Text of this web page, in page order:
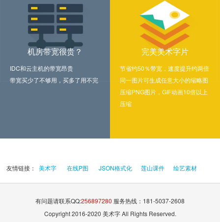
机房带宽很贵？
IDC和云主机的带宽昂贵
带宽买少了不够用，买多了用不完
完美美术字片
节省约50％带宽，速度提升约两倍
同一图片可生成任意大小的缩略图
压缩PNG图片，GIF动画10倍以上
压缩
友情链接：美术字 在线P图 JSON格式化 莲山课件 绘艺素材
有问题请联系QQ:256897280 服务热线：181-5037-2608
Copyright 2016-2020 美术字 All Rights Reserved.